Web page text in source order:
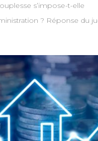
s’impose-t-elle
? Réponse du